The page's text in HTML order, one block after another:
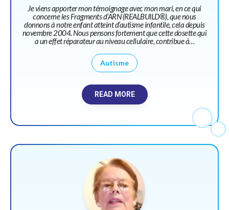
Je viens apporter mon témoignage avec mon mari, en ce qui
concerne les Fragments d’ARN (REALBUILD®), que nous
donnons à notre enfant atteint d’autisme infantile, cela depuis
novembre 2004. Nous pensons fortement que cette dosette qui
a un effet réparateur au niveau cellulaire, contribue à…
Autisme
READ MORE